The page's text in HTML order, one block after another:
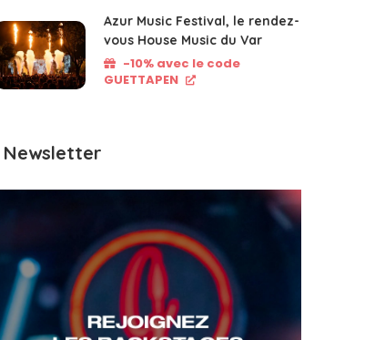
Azur Music Festival, le rendez-
vous House Music du Var
-10% avec le code
GUETTAPEN
Newsletter